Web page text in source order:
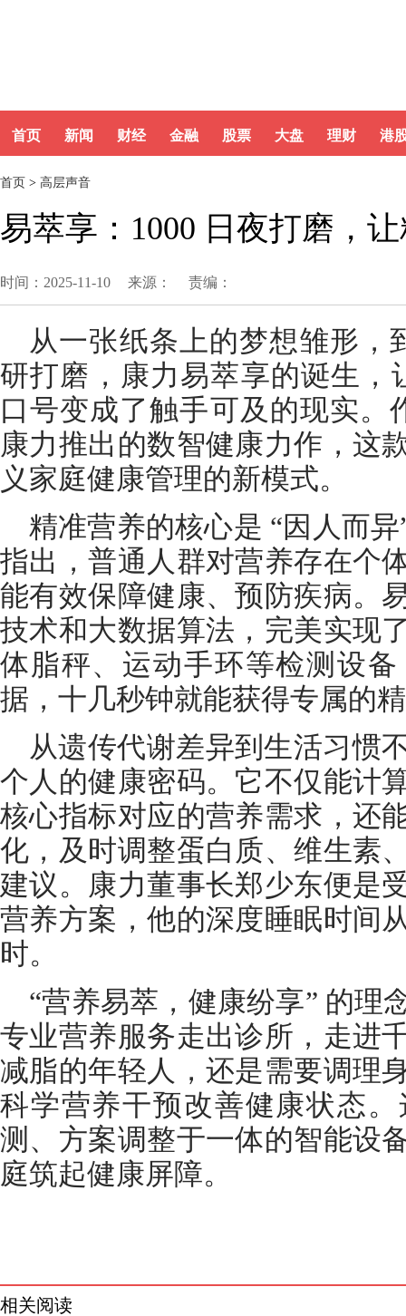
首页 新闻 财经 金融 股票 大盘 理财 港
首页 > 高层声音
易萃享：1000 日夜打磨，
时间：2025-11-10 来源： 责编：
从一张纸条上的梦想雏形，
研打磨，康力易萃享的诞生，
口号变成了触手可及的现实。
康力推出的数智健康力作，这
义家庭健康管理的新模式。
精准营养的核心是 “因人而
指出，普通人群对营养存在个
能有效保障健康、预防疾病。
技术和大数据算法，完美实现
体脂秤、运动手环等检测设
据，十几秒钟就能获得专属的
从遗传代谢差异到生活习惯
个人的健康密码。它不仅能计
核心指标对应的营养需求，还
化，及时调整蛋白质、维生素
建议。康力董事长郑少东便是
营养方案，他的深度睡眠时间
时。
“营养易萃，健康纷享” 的理
专业营养服务走出诊所，走进
减脂的年轻人，还是需要调理
科学营养干预改善健康状态
测、方案调整于一体的智能设
庭筑起健康屏障。
相关阅读